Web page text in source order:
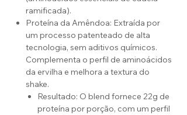
ramificada).
Proteína da Amêndoa: Extraída por
um processo patenteado de alta
tecnologia, sem aditivos químicos.
Complementa o perfil de aminoácidos
da ervilha e melhora a textura do
shake.
Resultado: O blend fornece 22g de
proteína por porção, com um perfil